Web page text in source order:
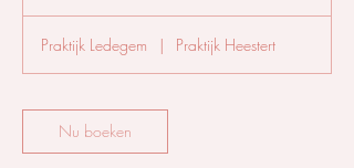
i
n
Praktijk Ledegem | Praktijk Heestert
Nu boeken